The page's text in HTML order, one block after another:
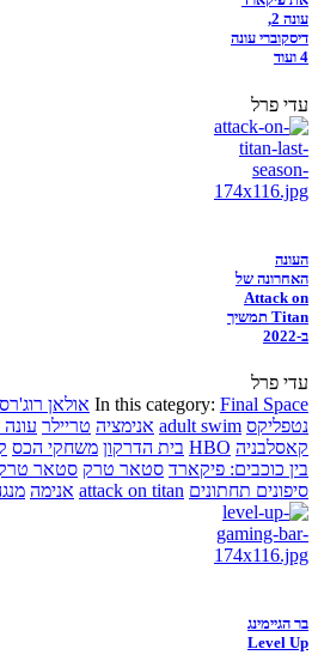
עונה 2,
דיסקוברי עונה
4 ועוד
עדי פרל
העונה
האחרונה של
Attack on
Titan תמשיך
ב-2022
עדי פרל
In this category: Final Space אולאן רוג'רס
נטפליקס adult swim אנימציה טריילר עונה 5
קאסלבניה HBO בית הדרקון משחקי הכס
בין כוכבים: פיקארד סטאר טרק סטאר
סיפונים תחתונים attack on titan אנימה
בר הגיימינג
Level Up